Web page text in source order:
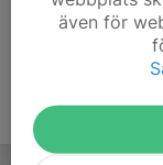
även för